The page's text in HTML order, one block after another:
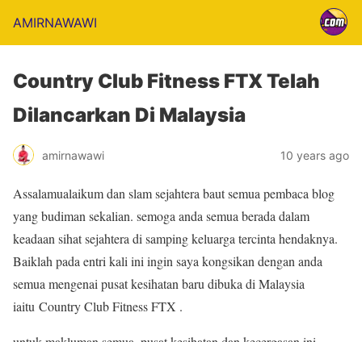
AMIRNAWAWI
Country Club Fitness FTX Telah
Dilancarkan Di Malaysia
amirnawawi 10 years ago
Assalamualaikum dan slam sejahtera baut semua pembaca blog
yang budiman sekalian. semoga anda semua berada dalam
keadaan sihat sejahtera di samping keluarga tercinta hendaknya.
Baiklah pada entri kali ini ingin saya kongsikan dengan anda
semua mengenai pusat kesihatan baru dibuka di Malaysia
iaitu Country Club Fitness FTX .